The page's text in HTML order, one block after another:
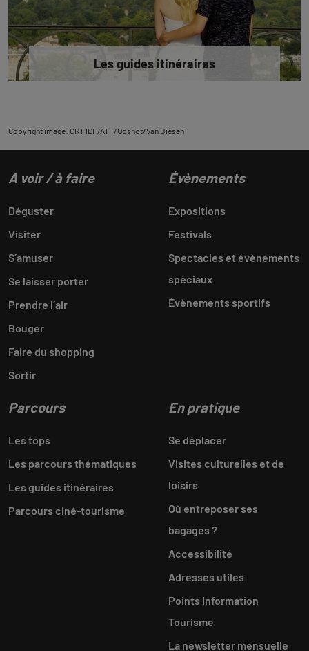
Les guides itinéraires
Copyright image: CRT IDF/ATF/Ooshot/Van Biesen
A voir / à faire
Déguster
Visiter
S’amuser
Se laisser porter
Prendre l’air
Bouger
Faire du shopping
Sortir
Évènements
Expositions
Festivals
Spectacles et évènements
spéciaux
Évènements sportifs
Parcours
Les tops
Les parcours thématiques
Les guides itinéraires
Parcours ciné-tourisme
En pratique
Se déplacer
Visites culturelles et de
loisirs
Où entreposer ses
bagages ?
Accessibilité
Adresses utiles
Points Information
Tourisme
La newsletter mensuelle